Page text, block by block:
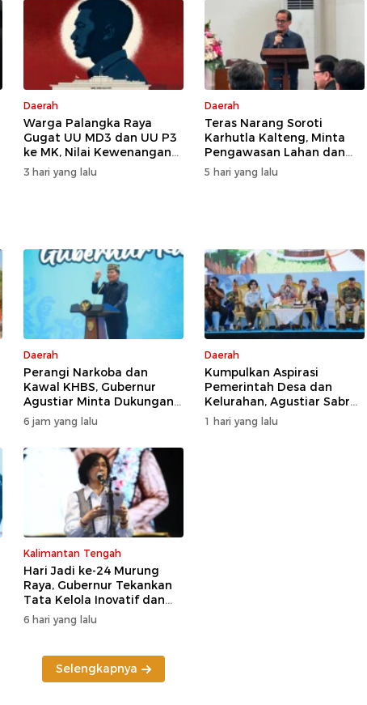
Daerah
Warga Palangka Raya
Gugat UU MD3 dan UU P3
ke MK, Nilai Kewenangan
DPD Direduksi
3 hari yang lalu
Daerah
Teras Narang Soroti
Karhutla Kalteng, Minta
Pengawasan Lahan dan
Konsesi Diperketat
5 hari yang lalu
Daerah
Perangi Narkoba dan
Kawal KHBS, Gubernur
Agustiar Minta Dukungan
Desa dan Kelurahan
6 jam yang lalu
Daerah
Kumpulkan Aspirasi
Pemerintah Desa dan
Kelurahan, Agustiar Sabran
Tekankan Prioritas
Pembangunan
1 hari yang lalu
Kalimantan Tengah
Hari Jadi ke-24 Murung
Raya, Gubernur Tekankan
Tata Kelola Inovatif dan
Kesiapsiagaan Karhutla
6 hari yang lalu
Selengkapnya